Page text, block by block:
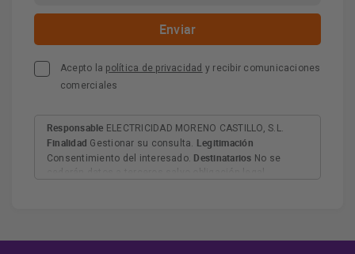
Acepto la política de privacidad y recibir comunicaciones
comerciales
Responsable ELECTRICIDAD MORENO CASTILLO, S.L.
Finalidad Gestionar su consulta. Legitimación
Consentimiento del interesado. Destinatarios No se